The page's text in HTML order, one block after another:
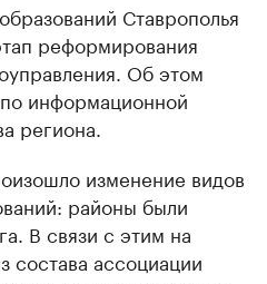
Ставрополья
реформирования
Об этом
информационной
региона.
изменение видов
районы были
В связи с этим на
состава ассоциации